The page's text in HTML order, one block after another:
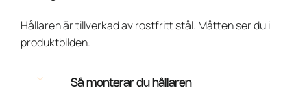
Hållaren är tillverkad av rostfritt stål. Måtten ser du i
produktbilden.
Så monterar du hållaren